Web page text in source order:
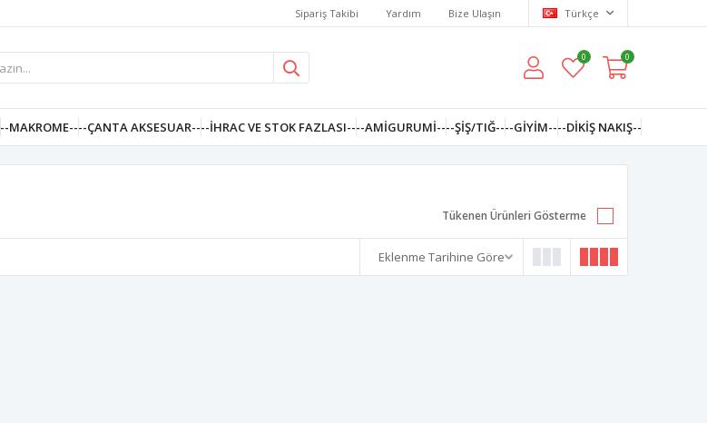
Sipariş Takibi Yardım Bize Ulaşın Türkçe
0 0
--MAKROME----ÇANTA AKSESUAR----İHRAC VE STOK FAZLASI----AMIGURUMI----ŞİŞ/TIĞ----GIYIM----DIKIŞ NAKIŞ--
Tükenen Ürünleri Gösterme